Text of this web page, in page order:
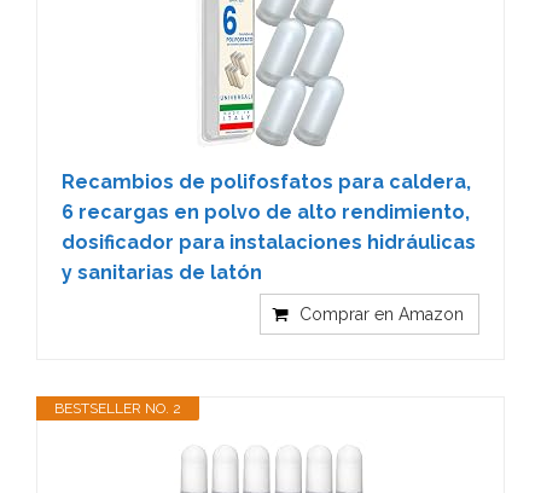
Recambios de polifosfatos para caldera,
6 recargas en polvo de alto rendimiento,
dosificador para instalaciones hidráulicas
y sanitarias de latón
Comprar en Amazon
BESTSELLER NO. 2